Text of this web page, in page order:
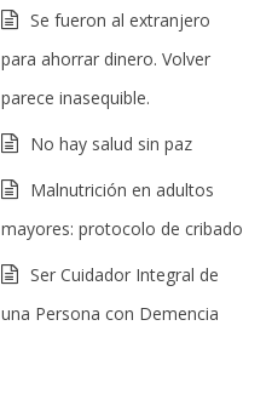
Se fueron al extranjero
para ahorrar dinero. Volver
parece inasequible.
No hay salud sin paz
Malnutrición en adultos
mayores: protocolo de cribado
Ser Cuidador Integral de
una Persona con Demencia